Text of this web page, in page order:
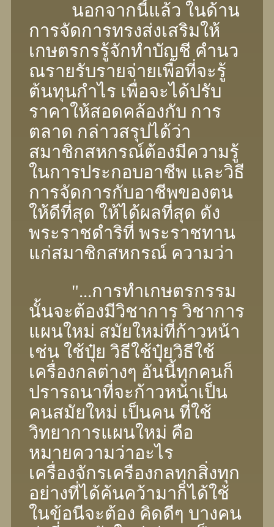
นอกจากนี้แล้ว ในด้าน
การจัดการทรงส่งเสริมให้
เกษตรกรรู้จักทําบัญชี คํานว
ณรายรับรายจ่ายเพื่อที่จะรู้
ต้นทุนกําไร เพื่อจะได้ปรับ
ราคาให้สอดคล้องกับ การ
ตลาด กล่าวสรุปได้ว่า
สมาชิกสหกรณ์ต้องมีความรู้
ในการประกอบอาชีพ และวิธี
การจัดการกับอาชีพของตน
ให้ดีที่สุด ให้ได้ผลที่สุด ดัง
พระราชดําริที่ พระราชทาน
แก่สมาชิกสหกรณ์ ความว่า
"...การทําเกษตรกรรม
นั้นจะต้องมีวิชาการ วิชาการ
แผนใหม่ สมัยใหม่ที่ก้าวหน้า
เช่น ใช้ปุ๋ย วิธีใช้ปุ๋ยวิธีใช้
เครื่องกลต่างๆ อันนี้ทุกคนก็
ปรารถนาที่จะก้าวหน้าเป็น
คนสมัยใหม่ เป็นคน ที่ใช้
วิทยาการแผนใหม่ คือ
หมายความว่าอะไร
เครื่องจักรเครืองกลทุกสิ่งทุก
อย่างที่ได้ค้นคว้ามาก็ได้ใช้
ในข้อนีจะต้อง คิดดีๆ บางคน